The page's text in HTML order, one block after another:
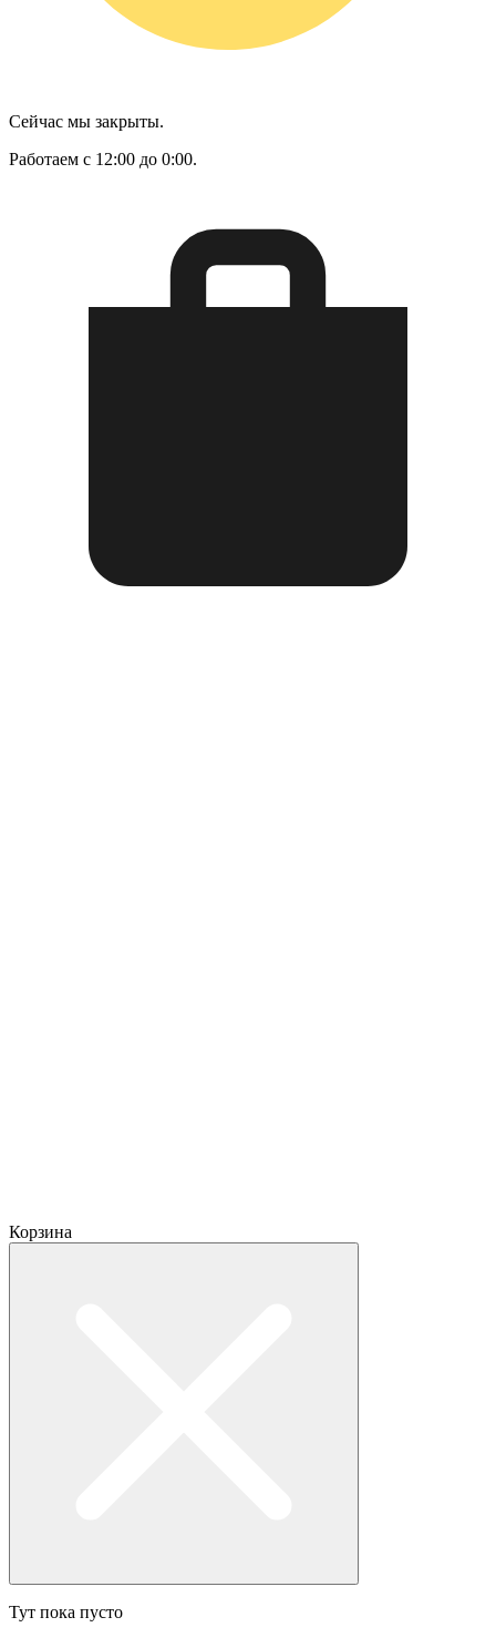
Сейчас мы закрыты.
Работаем с 12:00 до 0:00.
Корзина
Тут пока пусто